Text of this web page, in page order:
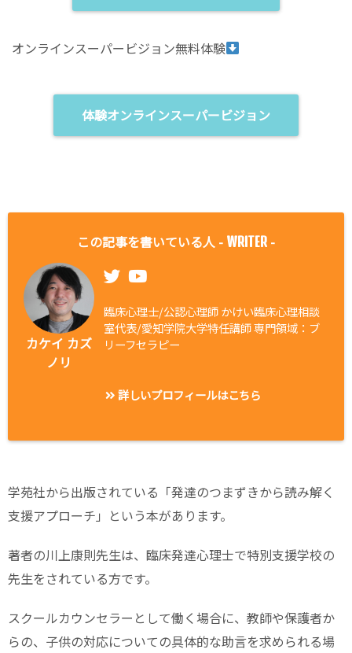
オンラインスーパービジョン無料体験
体験オンラインスーパービジョン
この記事を書いている人 - WRITER -
カケイ カズ
ノリ
臨床心理士/公認心理師 かけい臨床心理相談
室代表/愛知学院大学特任講師 専門領域：ブ
リーフセラピー
詳しいプロフィールはこちら
学苑社から出版されている「発達のつまずきから読み解く
支援アプローチ」という本があります。
著者の川上康則先生は、臨床発達心理士で特別支援学校の
先生をされている方です。
スクールカウンセラーとして働く場合に、教師や保護者か
らの、子供の対応についての具体的な助言を求められる場